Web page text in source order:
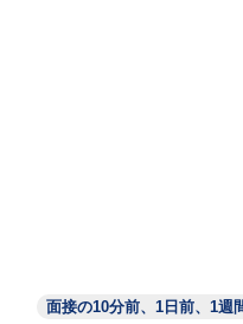
面接の10分前、1日前、1週